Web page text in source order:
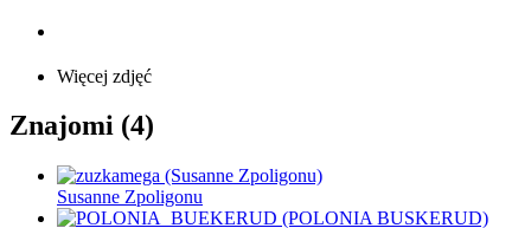
Więcej zdjęć
Znajomi (4)
Susanne Zpoligonu